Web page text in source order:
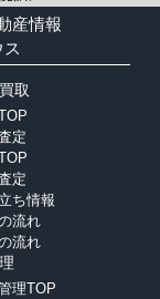
産情報
取
定
定
ち情報
流れ
流れ
理TOP